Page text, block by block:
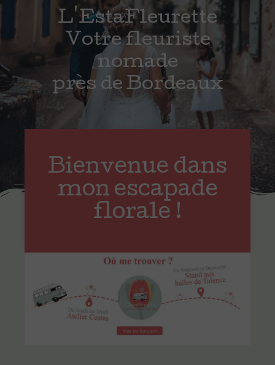
L'EstaFleurette
Votre fleuriste
nomade
près de Bordeaux
Bienvenue dans
mon escapade
florale !